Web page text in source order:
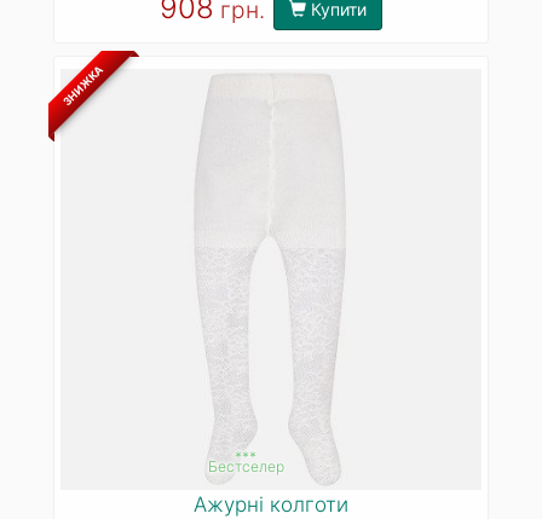
908 грн. Купити
ЗНИЖКА
***
Бестселер
Ажурні колготи